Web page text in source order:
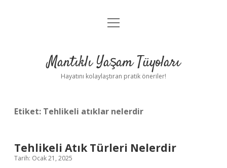
Anasayfa
Yasal Uyarı
menüyü
Mantıklı Yaşam Tüyoları
Hayatını kolaylaştıran pratik öneriler!
Etiket: Tehlikeli atıklar nelerdir
Tehlikeli Atık Türleri Nelerdir
Tarih: Ocak 21, 2025